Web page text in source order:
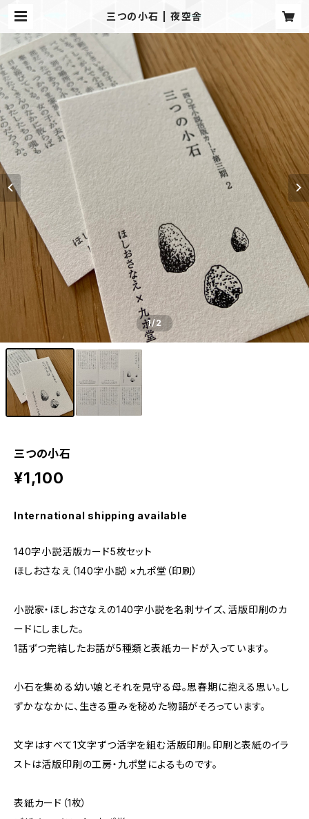
三つの小石 | 夜空舎
1/2
三つの小石
¥1,100
International shipping available
140字小説活版カード5枚セット
ほしおさなえ（140字小説）×九ポ堂（印刷）
小説家・ほしおさなえの140字小説を名刺サイズ、活版印刷のカ
ードにしました。
1話ずつ完結したお話が5種類と表紙カードが入っています。
小石を集める幼い娘とそれを見守る母。思春期に抱える思い。し
ずかななかに、生きる重みを秘めた物語がそろっています。
文字はすべて1文字ずつ活字を組む活版印刷。印刷と表紙のイラ
ストは活版印刷の工房・九ポ堂によるものです。
表紙カード（1枚）